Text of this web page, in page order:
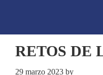
RETOS DE
29 marzo 2023 by